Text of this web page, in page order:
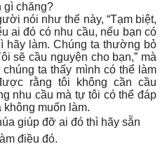
gì chăng?
nói như thế này, “Tạm biệt,
ai đó có nhu cầu, nếu bạn có
hãy làm. Chúng ta thường bỏ
sẽ cầu nguyện cho bạn,” mà
ta thấy mình có thể làm
rằng tôi không cần cầu
nhu cầu mà tự tôi có thể đáp
muốn làm.
giúp đỡ ai đó thì hãy sẵn
điều đó.